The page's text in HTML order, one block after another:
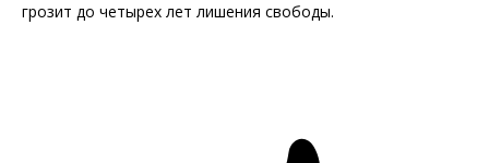
грозит до четырех лет лишения свободы.